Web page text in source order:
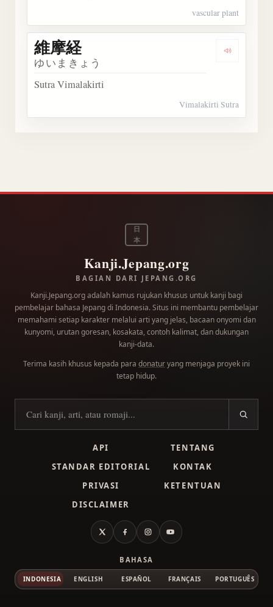
vascular plant
維摩経
ゆいまきょう
Sutra Vimalakirti
Vimalakirti Sutra
日
本
Kanji.Jepang.org
BAGIAN DARI JEPANG.ORG
Kanji.Jepang.org adalah kamus rujukan khusus untuk kanji bagi
pembelajar bahasa Jepang di Indonesia. Situs ini membantu pembelajar
memahami setiap karakter melalui arti yang jelas, bacaan onyomi dan
kunyomi, urutan goresan, kosakata, contoh kalimat, dan dukungan
kanji-data.
Terima kasih khusus kepada para donaturyang menjaga proyek ini
tetap hidup.
Cari kanji
API
TENTANG
STANDAR EDITORIAL
KONTAK
PRIVASI
KETENTUAN
DISCLAIMER
X FacebookInstagramYouTube
BAHASA
INDONESIA ENGLISH ESPAÑOL FRANÇAIS PORTUGUÊS